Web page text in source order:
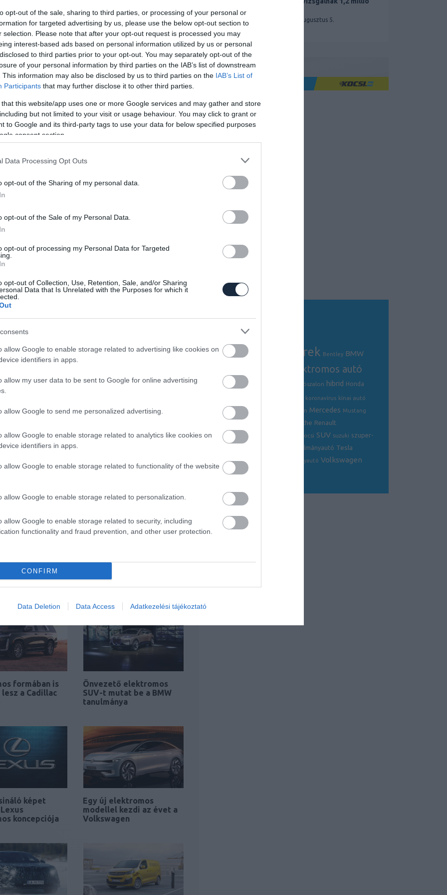
opt-out of the sale, sharing to third parties, or processing of your personal or
for targeted advertising by us, please use the below opt-out section to
selection. Please note that after your opt-out request is processed you may
interest-based ads based on personal information utilized by us or personal
to third parties prior to your opt-out. You may separately opt-out of the
of your personal information by third parties on the IAB’s list of downstream
This information may also be disclosed by us to third parties on the IAB’s List of
Participants that may further disclose it to other third parties.
that this website/app uses one or more Google services and may gather and store
but not limited to your visit or usage behaviour. You may click to grant or
to Google and its third-party tags to use your data for below specified purposes
consent section.
Data Processing Opt Outs
opt-out of the Sharing of my personal data.
opt-out of the Sale of my Personal Data.
opt-out of processing my Personal Data for Targeted
opt-out of Collection, Use, Retention, Sale, and/or Sharing
Data that Is Unrelated with the Purposes for which it
allow Google to enable storage related to advertising like cookies on
identifiers in apps.
allow my user data to be sent to Google for online advertising
allow Google to send me personalized advertising.
allow Google to enable storage related to analytics like cookies on
identifiers in apps.
allow Google to enable storage related to functionality of the website
allow Google to enable storage related to personalization.
allow Google to enable storage related to security, including
functionality and fraud prevention, and other user protection.
CONFIRM
Data Deletion Data Access Adatkezelési tájékoztató
dolgozik, mely négyajtós kivitelben
eddig nem látott még napvilágot, de a
komoly teljesítmény lehetőségét lengette
ráadásul egy elektromos, négyajtós
közel sem a belépő szintet képviseli
a legtetejét célozza meg.
AMG tanulmány is, mely néhány kisebb
de a gyártó szerint a méretek és az alap
Tehát nem egy megszokott szedán van
egy lapos négyajtós sportkocsi lesz.
csupán azt árulták el, hogy három darab
az akkumulátorok pedig lapos kialakítást
lent tartsák a kocsi súlypontját.
Yasa viszont már többet tudott mondani a
A szakik ugyanis elárulták, hogy a
darabja csupán 24 kilogrammot nyom és akár
három darabos rendszer 1400 lóerő körül is
platformjára épül fel, mely AMG.EV néven
formatervezője ráadásul azt is hozzátette,
kezdet, a komoly mértékben variálható alapokat
használhatja majd, azaz komoly elektromos
formában is
a Cadillac
Önvezető elektromos
SUV-t mutat be a BMW
tanulmánya
képet
koncepciója
Egy új elektromos
modellel kezdi az évet a
Volkswagen
2026. augusztus 5.
Tagfelhő
AMG Audi autós hírek Bentley BMW
elektromos autó
Ferrari genfi autószalon hibrid Honda
koronavírus kínai autó
Lamborghini McLaren Mercedes Mustang
Porsche Renault
ráncfelvarrás sportkocsi SUV suzuki szuper-
tanulmányautó Tesla
Toyota
versenyautó Volkswagen
Volvo